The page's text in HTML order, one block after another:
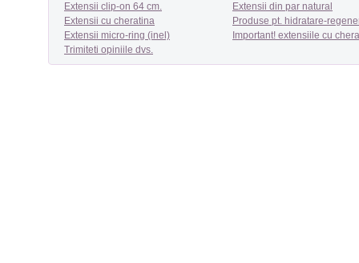
Extensii clip-on 64 cm.
Extensii cu cheratina
Extensii micro-ring (inel)
Trimiteti opiniile dvs.
Extensii din par natural
Produse pt. hidratare-
Important! extensiile cu